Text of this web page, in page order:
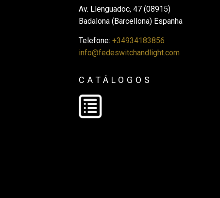
Av. Llenguadoc, 47 (08915)
Badalona (Barcellona) Espanha
Telefone: +34934183856
info@fedeswitchandlight.com
CATÁLOGOS